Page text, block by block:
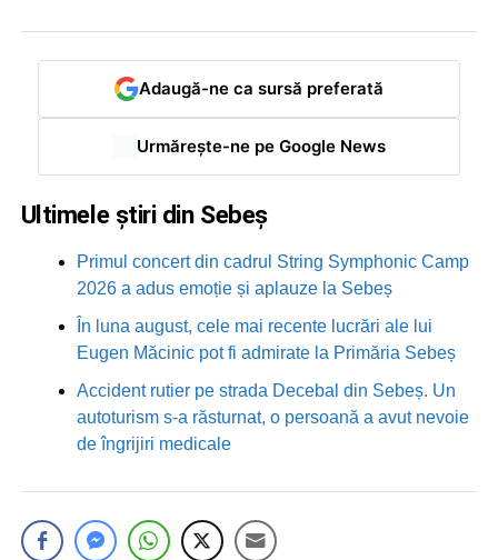
Adaugă-ne ca sursă preferată
Urmărește-ne pe Google News
Ultimele știri din Sebeș
Primul concert din cadrul String Symphonic Camp
2026 a adus emoție și aplauze la Sebeș
În luna august, cele mai recente lucrări ale lui
Eugen Măcinic pot fi admirate la Primăria Sebeș
Accident rutier pe strada Decebal din Sebeș. Un
autoturism s-a răsturnat, o persoană a avut nevoie
de îngrijiri medicale